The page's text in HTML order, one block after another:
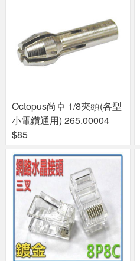
Octopus尚卓 1/8夾頭(各型
小電鑽通用) 265.00004
$85